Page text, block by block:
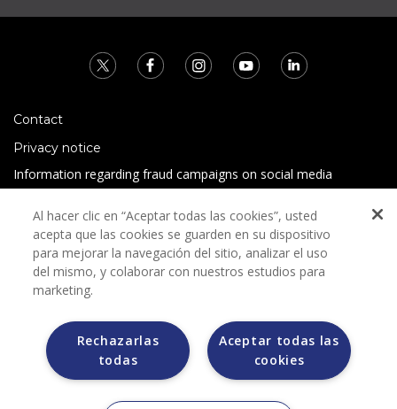
Contact
Privacy notice
Information regarding fraud campaigns on social media
Terms and conditions
Grupo Bimbo does not request any kind of payment during
the selection process.
Grupo Bimbo does not sell vehicles on other websites, but
Al hacer clic en “Aceptar todas las cookies”, usted
acepta que las cookies se guarden en su dispositivo
para mejorar la navegación del sitio, analizar el uso
del mismo, y colaborar con nuestros estudios para
marketing.
Aceptar todas las
cookies
Rechazarlas
todas